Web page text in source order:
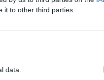
it to other third parties.
data.